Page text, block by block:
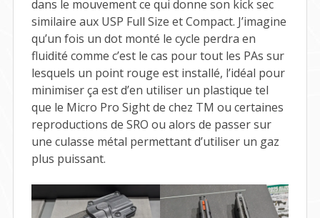
dans le mouvement ce qui donne son kick sec
similaire aux USP Full Size et Compact. J’imagine
qu’un fois un dot monté le cycle perdra en
fluidité comme c’est le cas pour tout les PAs sur
lesquels un point rouge est installé, l’idéal pour
minimiser ça est d’en utiliser un plastique tel
que le Micro Pro Sight de chez TM ou certaines
reproductions de SRO ou alors de passer sur
une culasse métal permettant d’utiliser un gaz
plus puissant.